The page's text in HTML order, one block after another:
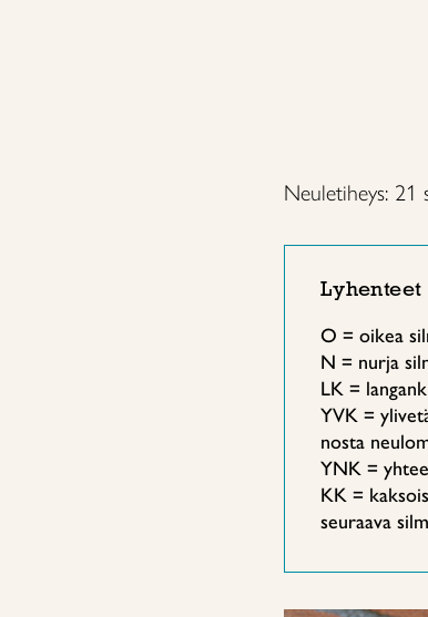
Neuletiheys: 21
Lyhenteet
O = oikea
N = nurja
LK =
YVK =
nosta
YNK =
KK =
seuraava